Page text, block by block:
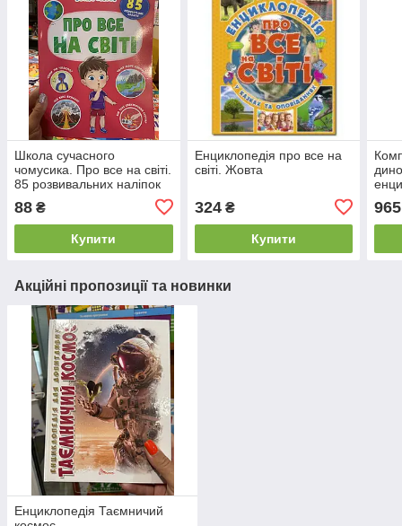
Школа сучасного
чомусика. Про все на світі.
85 розвивальних наліпок
88 ₴
Купити
Енциклопедія про все на
світі. Жовта
324₴
Купити
965
Акційні пропозиції та новинки
Енциклопедія Таємничий